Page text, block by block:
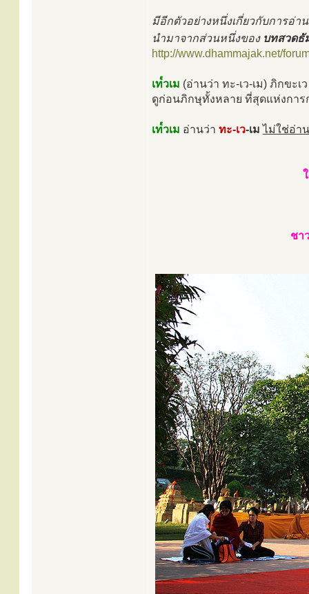
มีอีกตัวอย่างหนึ่งเกี่ยวกับการอ่
นำมาจากส่วนหนึ่งของ บทสวดธั
http://www.dhammajak.net/
เท๎วเม (อ่านว่า ทะ-เว-เม) ภิกขะเ
ดูก่อนภิกษุทั้งหลาย ที่สุดแห่งการ
เท๎วเม อ่านว่า ทะ-เว-เม ไม่ใช่อ่า
ชา